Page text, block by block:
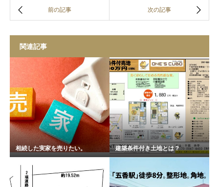
関連記事
相続した実家を売りたい。 建築条件付き土地とは？